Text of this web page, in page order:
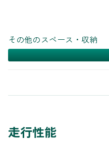
その他のスペース・収納
走行性能